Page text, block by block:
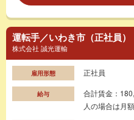
運転手／いわき市（正社員）
株式会社 誠光運輸
雇用形態 正社員
給与
合計賃金：
人の場合は月